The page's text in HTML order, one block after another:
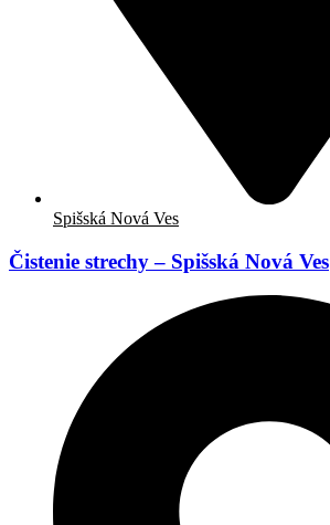
Spišská Nová Ves
Čistenie strechy – Spišská Nová Ves